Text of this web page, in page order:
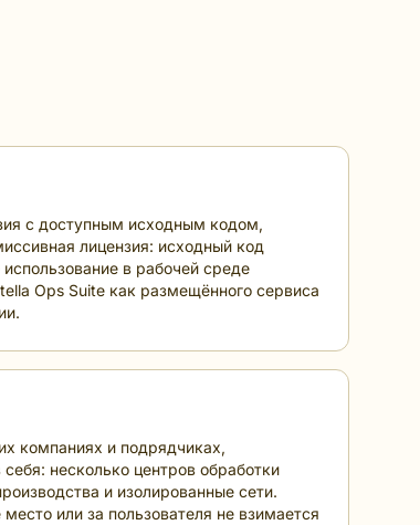
с доступным исходным кодом,
лицензия: исходный код
в рабочей среде
Ops Suite как размещённого сервиса
компаниях и подрядчиках,
несколько центров обработки
и изолированные сети.
или за пользователя не взимается